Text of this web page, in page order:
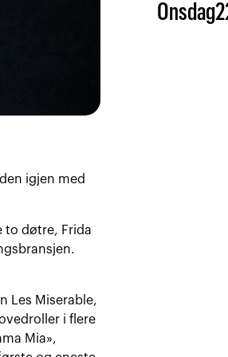
Onsdag
igjen med
to døtre, Frida
Les Miserable,
i flere
Mia»,